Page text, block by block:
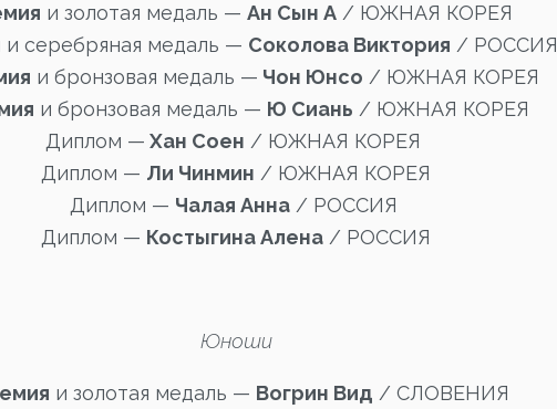
и золотая медаль — Ан Сын А/ ЮЖНАЯ КОРЕЯ
и серебряная медаль — Соколова Виктория / РОССИЯ
и бронзовая медаль — Чон Юнсо / ЮЖНАЯ КОРЕЯ
и бронзовая медаль — Ю Сиань / ЮЖНАЯ КОРЕЯ
Диплом — Хан Соен / ЮЖНАЯ КОРЕЯ
Диплом — Ли Чинмин / ЮЖНАЯ КОРЕЯ
Диплом — Чалая Анна/ РОССИЯ
Диплом — Костыгина Алена / РОССИЯ
Юноши
и золотая медаль — Вогрин Вид / СЛОВЕНИЯ